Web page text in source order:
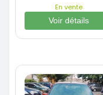
En vente
Voir détails